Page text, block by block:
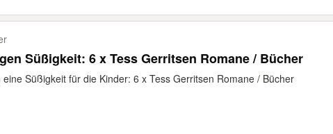
Süßigkeit: 6 x Tess Gerritsen Romane / Bücher
Süßigkeit für die Kinder: 6 x Tess Gerritsen Romane / Bücher